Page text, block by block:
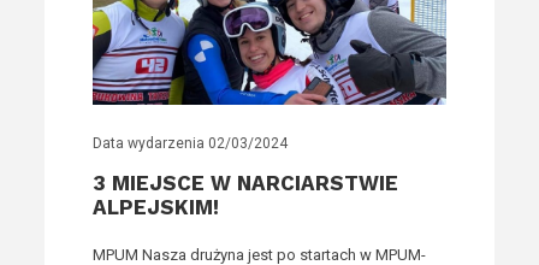
Data wydarzenia 02/03/2024
3 MIEJSCE W NARCIARSTWIE
ALPEJSKIM!
MPUM Nasza drużyna jest po startach w MPUM-